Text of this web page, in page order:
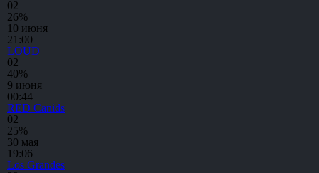
02
26%
10 июня
21:00
LOUD
02
40%
9 июня
00:44
RED Canids
02
25%
30 мая
19:06
Los Grandes